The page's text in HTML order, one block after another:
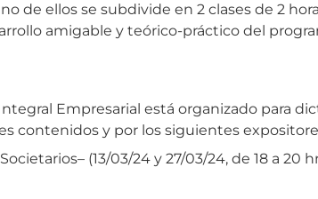
de ellos se subdivide en 2 clases de 2
amigable y teórico-práctico del
Empresarial está organizado para
contenidos y por los siguientes
(13/03/24 y 27/03/24, de 18 a 20